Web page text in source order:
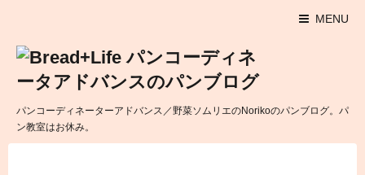
MENU
パンコーディネーターアドバンス／野菜ソムリエのNorikoのパンブログ。パ
ン教室はお休み。